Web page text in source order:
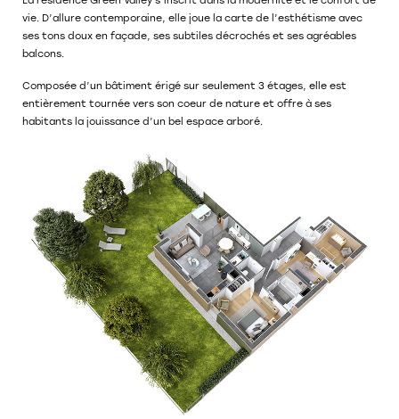
vie. D’allure contemporaine, elle joue la carte de l’esthétisme avec
ses tons doux en façade, ses subtiles décrochés et ses agréables
balcons.
Composée d’un bâtiment érigé sur seulement 3 étages, elle est
entièrement tournée vers son coeur de nature et offre à ses
habitants la jouissance d’un bel espace arboré.